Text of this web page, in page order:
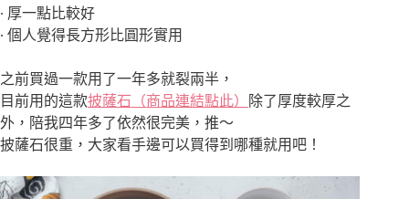
∙ 厚一點比較好
∙ 個人覺得長方形比圓形實用
之前買過一款用了一年多就裂兩半，
目前用的這款披薩石（商品連結點此）
除了厚度較厚之
外，陪我四年多了依然很完美，推～
披薩石很重，大家看手邊可以買得到哪種就用吧！